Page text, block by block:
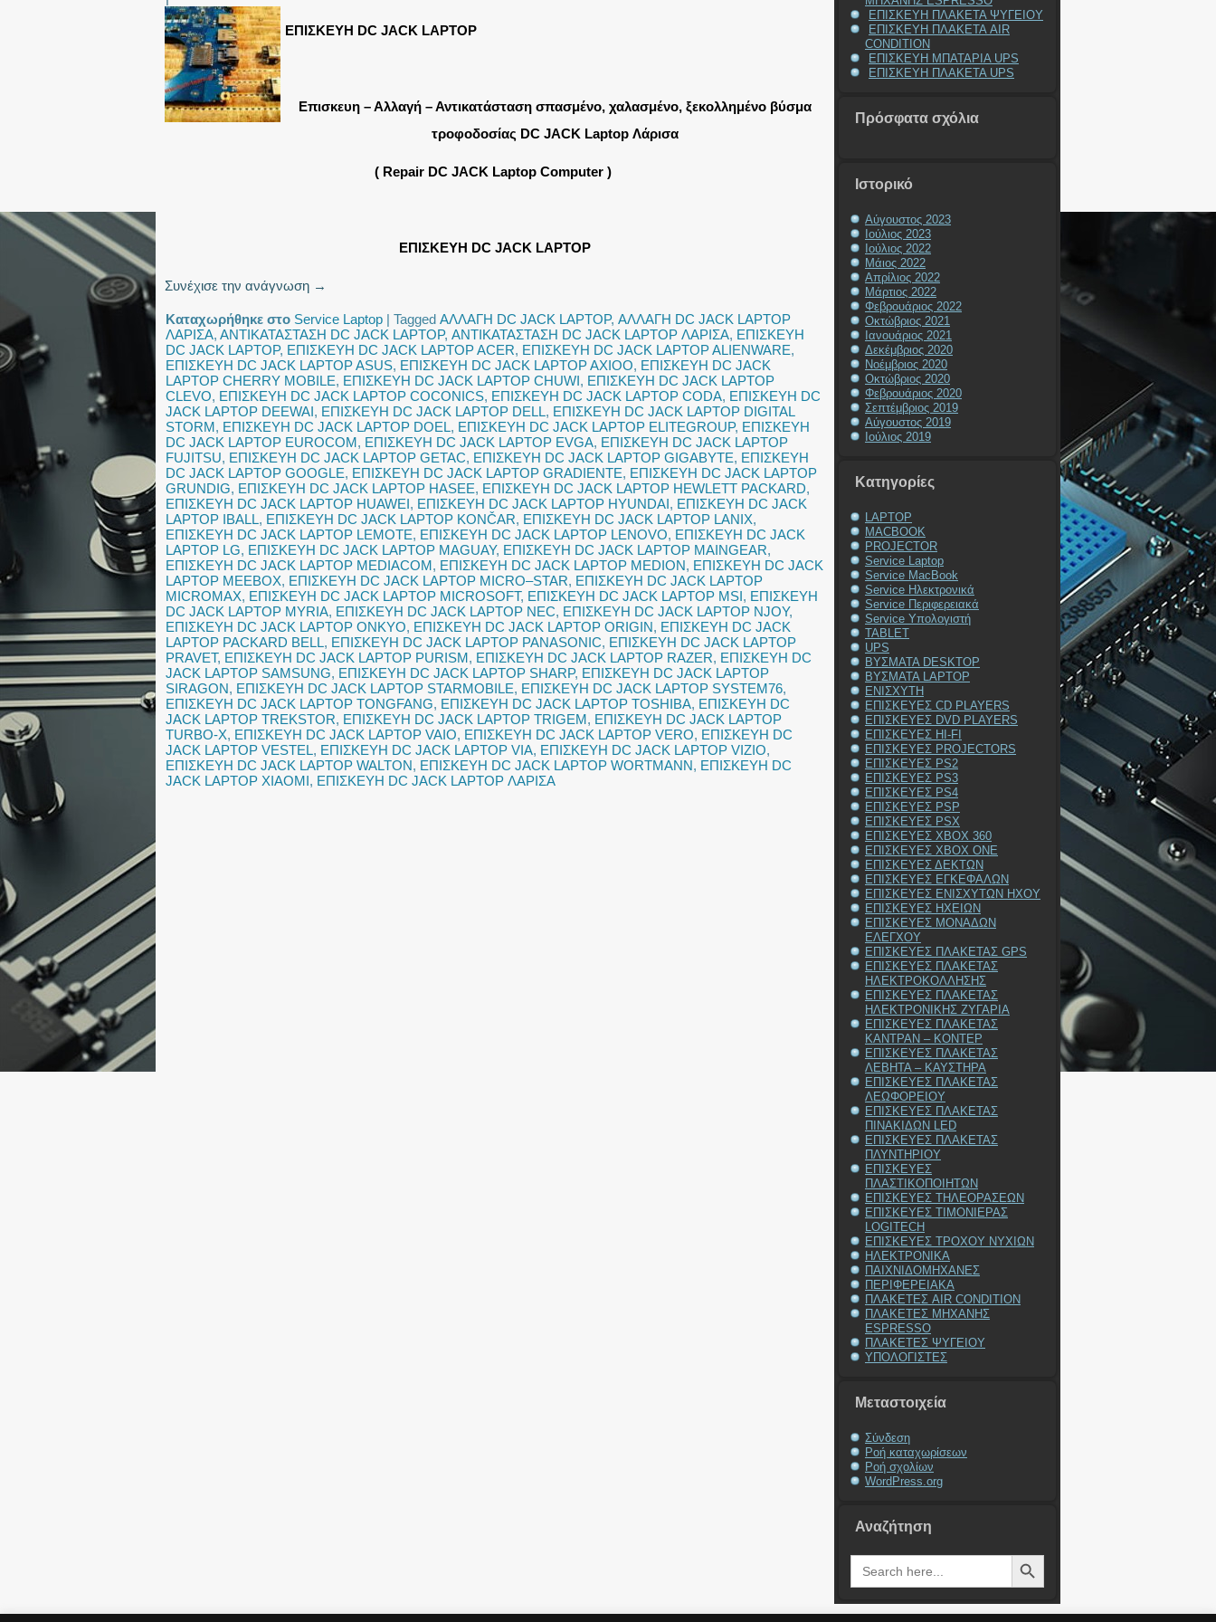
ΕΠΙΣΚΕΥΗ DC JACK LAPTOP
Επισκευη – Αλλαγή – Αντικατάσταση σπασμένο, χαλασμένο, ξεκολλημένο βύσμα
τροφοδοσίας DC JACK Laptop Λάρισα
( Repair DC JACK Laptop Computer )
ΕΠΙΣΚΕΥΗ DC JACK LAPTOP
Συνέχισε την ανάγνωση →
Καταχωρήθηκε στο Service Laptop | Tagged ΑΛΛΑΓΗ DC JACK LAPTOP, ΑΛΛΑΓΗ DC JACK LAPTOP
ΛΑΡΙΣΑ, ΑΝΤΙΚΑΤΑΣΤΑΣΗ DC JACK LAPTOP, ΑΝΤΙΚΑΤΑΣΤΑΣΗ DC JACK LAPTOP ΛΑΡΙΣΑ, ΕΠΙΣΚΕΥΗ
DC JACK LAPTOP, ΕΠΙΣΚΕΥΗ DC JACK LAPTOP ACER, ΕΠΙΣΚΕΥΗ DC JACK LAPTOP ALIENWARE,
ΕΠΙΣΚΕΥΗ DC JACK LAPTOP ASUS, ΕΠΙΣΚΕΥΗ DC JACK LAPTOP AXIOO, ΕΠΙΣΚΕΥΗ DC JACK
LAPTOP CHERRY MOBILE, ΕΠΙΣΚΕΥΗ DC JACK LAPTOP CHUWI, ΕΠΙΣΚΕΥΗ DC JACK LAPTOP
CLEVO, ΕΠΙΣΚΕΥΗ DC JACK LAPTOP COCONICS, ΕΠΙΣΚΕΥΗ DC JACK LAPTOP CODA, ΕΠΙΣΚΕΥΗ DC
JACK LAPTOP DEEWAI, ΕΠΙΣΚΕΥΗ DC JACK LAPTOP DELL, ΕΠΙΣΚΕΥΗ DC JACK LAPTOP DIGITAL
STORM, ΕΠΙΣΚΕΥΗ DC JACK LAPTOP DOEL, ΕΠΙΣΚΕΥΗ DC JACK LAPTOP ELITEGROUP, ΕΠΙΣΚΕΥΗ
DC JACK LAPTOP EUROCOM, ΕΠΙΣΚΕΥΗ DC JACK LAPTOP EVGA, ΕΠΙΣΚΕΥΗ DC JACK LAPTOP
FUJITSU, ΕΠΙΣΚΕΥΗ DC JACK LAPTOP GETAC, ΕΠΙΣΚΕΥΗ DC JACK LAPTOP GIGABYTE, ΕΠΙΣΚΕΥΗ
DC JACK LAPTOP GOOGLE, ΕΠΙΣΚΕΥΗ DC JACK LAPTOP GRADIENTE, ΕΠΙΣΚΕΥΗ DC JACK LAPTOP
GRUNDIG, ΕΠΙΣΚΕΥΗ DC JACK LAPTOP HASEE, ΕΠΙΣΚΕΥΗ DC JACK LAPTOP HEWLETT PACKARD,
ΕΠΙΣΚΕΥΗ DC JACK LAPTOP HUAWEI, ΕΠΙΣΚΕΥΗ DC JACK LAPTOP HYUNDAI, ΕΠΙΣΚΕΥΗ DC JACK
LAPTOP IBALL, ΕΠΙΣΚΕΥΗ DC JACK LAPTOP KONČAR, ΕΠΙΣΚΕΥΗ DC JACK LAPTOP LANIX,
ΕΠΙΣΚΕΥΗ DC JACK LAPTOP LEMOTE, ΕΠΙΣΚΕΥΗ DC JACK LAPTOP LENOVO, ΕΠΙΣΚΕΥΗ DC JACK
LAPTOP LG, ΕΠΙΣΚΕΥΗ DC JACK LAPTOP MAGUAY, ΕΠΙΣΚΕΥΗ DC JACK LAPTOP MAINGEAR,
ΕΠΙΣΚΕΥΗ DC JACK LAPTOP MEDIACOM, ΕΠΙΣΚΕΥΗ DC JACK LAPTOP MEDION, ΕΠΙΣΚΕΥΗ DC JACK
LAPTOP MEEBOX, ΕΠΙΣΚΕΥΗ DC JACK LAPTOP MICRO–STAR, ΕΠΙΣΚΕΥΗ DC JACK LAPTOP
MICROMAX, ΕΠΙΣΚΕΥΗ DC JACK LAPTOP MICROSOFT, ΕΠΙΣΚΕΥΗ DC JACK LAPTOP MSI, ΕΠΙΣΚΕΥΗ
DC JACK LAPTOP MYRIA, ΕΠΙΣΚΕΥΗ DC JACK LAPTOP NEC, ΕΠΙΣΚΕΥΗ DC JACK LAPTOP NJOY,
ΕΠΙΣΚΕΥΗ DC JACK LAPTOP ONKYO, ΕΠΙΣΚΕΥΗ DC JACK LAPTOP ORIGIN, ΕΠΙΣΚΕΥΗ DC JACK
LAPTOP PACKARD BELL, ΕΠΙΣΚΕΥΗ DC JACK LAPTOP PANASONIC, ΕΠΙΣΚΕΥΗ DC JACK LAPTOP
PRAVET, ΕΠΙΣΚΕΥΗ DC JACK LAPTOP PURISM, ΕΠΙΣΚΕΥΗ DC JACK LAPTOP RAZER, ΕΠΙΣΚΕΥΗ DC
JACK LAPTOP SAMSUNG, ΕΠΙΣΚΕΥΗ DC JACK LAPTOP SHARP, ΕΠΙΣΚΕΥΗ DC JACK LAPTOP
SIRAGON, ΕΠΙΣΚΕΥΗ DC JACK LAPTOP STARMOBILE, ΕΠΙΣΚΕΥΗ DC JACK LAPTOP SYSTEM76,
ΕΠΙΣΚΕΥΗ DC JACK LAPTOP TONGFANG, ΕΠΙΣΚΕΥΗ DC JACK LAPTOP TOSHIBA, ΕΠΙΣΚΕΥΗ DC
JACK LAPTOP TREKSTOR, ΕΠΙΣΚΕΥΗ DC JACK LAPTOP TRIGEM, ΕΠΙΣΚΕΥΗ DC JACK LAPTOP
TURBO-X, ΕΠΙΣΚΕΥΗ DC JACK LAPTOP VAIO, ΕΠΙΣΚΕΥΗ DC JACK LAPTOP VERO, ΕΠΙΣΚΕΥΗ DC
JACK LAPTOP VESTEL, ΕΠΙΣΚΕΥΗ DC JACK LAPTOP VIA, ΕΠΙΣΚΕΥΗ DC JACK LAPTOP VIZIO,
ΕΠΙΣΚΕΥΗ DC JACK LAPTOP WALTON, ΕΠΙΣΚΕΥΗ DC JACK LAPTOP WORTMANN, ΕΠΙΣΚΕΥΗ DC
JACK LAPTOP XIAOMI, ΕΠΙΣΚΕΥΗ DC JACK LAPTOP ΛΑΡΙΣΑ
ΕΠΙΣΚΕΥΗ ΠΛΑΚΕΤΑ ΨΥΓΕΙΟΥ
ΕΠΙΣΚΕΥΗ ΠΛΑΚΕΤΑ AIR
CONDITION
ΕΠΙΣΚΕΥΗ ΜΠΑΤΑΡΙΑ UPS
ΕΠΙΣΚΕΥΗ ΠΛΑΚΕΤΑ UPS
Πρόσφατα σχόλια
Ιστορικό
Αύγουστος 2023
Ιούλιος 2023
Ιούλιος 2022
Μάιος 2022
Απρίλιος 2022
Μάρτιος 2022
Φεβρουάριος 2022
Οκτώβριος 2021
Ιανουάριος 2021
Δεκέμβριος 2020
Νοέμβριος 2020
Οκτώβριος 2020
Φεβρουάριος 2020
Σεπτέμβριος 2019
Αύγουστος 2019
Ιούλιος 2019
Kατηγορίες
LAPTOP
MACBOOK
PROJECTOR
Service Laptop
Service MacBook
Service Ηλεκτρονικά
Service Περιφερειακά
Service Υπολογιστή
TABLET
UPS
ΒΥΣΜΑΤΑ DESKTOP
ΒΥΣΜΑΤΑ LAPTOP
ΕΝΙΣΧΥΤΗ
ΕΠΙΣΚΕΥΕΣ CD PLAYERS
ΕΠΙΣΚΕΥΕΣ DVD PLAYERS
ΕΠΙΣΚΕΥΕΣ HI-FI
ΕΠΙΣΚΕΥΕΣ PROJECTORS
ΕΠΙΣΚΕΥΕΣ PS2
ΕΠΙΣΚΕΥΕΣ PS3
ΕΠΙΣΚΕΥΕΣ PS4
ΕΠΙΣΚΕΥΕΣ PSP
ΕΠΙΣΚΕΥΕΣ PSX
ΕΠΙΣΚΕΥΕΣ XBOX 360
ΕΠΙΣΚΕΥΕΣ XBOX ONE
ΕΠΙΣΚΕΥΕΣ ΔΕΚΤΩΝ
ΕΠΙΣΚΕΥΕΣ ΕΓΚΕΦΑΛΩΝ
ΕΠΙΣΚΕΥΕΣ ΕΝΙΣΧΥΤΩΝ ΗΧΟΥ
ΕΠΙΣΚΕΥΕΣ ΗΧΕΙΩΝ
ΕΠΙΣΚΕΥΕΣ ΜΟΝΑΔΩΝ
ΕΛΕΓΧΟΥ
ΕΠΙΣΚΕΥΕΣ ΠΛΑΚΕΤΑΣ GPS
ΕΠΙΣΚΕΥΕΣ ΠΛΑΚΕΤΑΣ
ΗΛΕΚΤΡΟΚΟΛΛΗΣΗΣ
ΕΠΙΣΚΕΥΕΣ ΠΛΑΚΕΤΑΣ
ΗΛΕΚΤΡΟΝΙΚΗΣ ΖΥΓΑΡΙΑ
ΕΠΙΣΚΕΥΕΣ ΠΛΑΚΕΤΑΣ
ΚΑΝΤΡΑΝ – ΚΟΝΤΕΡ
ΕΠΙΣΚΕΥΕΣ ΠΛΑΚΕΤΑΣ
ΛΕΒΗΤΑ – ΚΑΥΣΤΗΡΑ
ΕΠΙΣΚΕΥΕΣ ΠΛΑΚΕΤΑΣ
ΛΕΩΦΟΡΕΙΟΥ
ΕΠΙΣΚΕΥΕΣ ΠΛΑΚΕΤΑΣ
ΠΙΝΑΚΙΔΩΝ LED
ΕΠΙΣΚΕΥΕΣ ΠΛΑΚΕΤΑΣ
ΠΛΥΝΤΗΡΙΟΥ
ΕΠΙΣΚΕΥΕΣ
ΠΛΑΣΤΙΚΟΠΟΙΗΤΩΝ
ΕΠΙΣΚΕΥΕΣ ΤΗΛΕΟΡΑΣΕΩΝ
ΕΠΙΣΚΕΥΕΣ ΤΙΜΟΝΙΕΡΑΣ
LOGITECH
ΕΠΙΣΚΕΥΕΣ ΤΡΟΧΟΥ ΝΥΧΙΩΝ
ΗΛΕΚΤΡΟΝΙΚΑ
ΠΑΙΧΝΙΔΟΜΗΧΑΝΕΣ
ΠΕΡΙΦΕΡΕΙΑΚΑ
ΠΛΑΚΕΤΕΣ AIR CONDITION
ΠΛΑΚΕΤΕΣ ΜΗΧΑΝΗΣ
ESPRESSO
ΠΛΑΚΕΤΕΣ ΨΥΓΕΙΟΥ
ΥΠΟΛΟΓΙΣΤΕΣ
Μεταστοιχεία
Σύνδεση
Ροή καταχωρίσεων
Ροή σχολίων
WordPress.org
Αναζήτηση
Search
for:
Search Button